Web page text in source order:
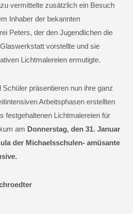
vermittelte zusätzlich ein Besuch
Inhaber der bekannten
Peters, der den Jugendlichen die
vorstellte und sie
Lichtmalereien ermutigte.
Schüler präsentieren nun ihre ganz
Arbeitsphasen erstellten
festgehaltenen Lichtmalereien für
am Donnerstag, den 31. Januar
der Michaelsschulen- amüsante